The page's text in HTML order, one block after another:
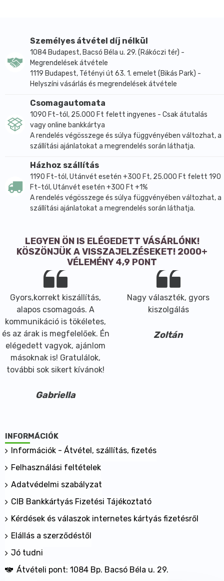
Személyes átvétel díj nélkül
1084 Budapest, Bacsó Béla u. 29. (Rákóczi tér) -
Megrendelések átvétele
1119 Budapest, Tétényi út 63. 1. emelet (Bikás Park) -
Helyszíni vásárlás és megrendelések átvétele
Csomagautomata
1090 Ft-tól, 25.000 Ft felett ingyenes - Csak átutalás
vagy online bankkártya
A rendelés végösszege és súlya függvényében változhat, a
szállítási ajánlatokat a megrendelés során láthatja.
Házhoz szállítás
1190 Ft-tól, Utánvét esetén +300 Ft, 25.000 Ft felett 190
Ft-tól, Utánvét esetén +300 Ft +1%
A rendelés végösszege és súlya függvényében változhat, a
szállítási ajánlatokat a megrendelés során láthatja.
LEGYEN ÖN IS ELÉGEDETT VÁSÁRLÓNK!
KÖSZÖNJÜK A VISSZAJELZÉSEKET! 2000+
VÉLEMÉNY 4,9 PONT
Gyors,korrekt kiszállítás,
alapos csomagoás. A
kommunikáció is tökéletes,
és az árak is megfelelőek. Én
elégedett vagyok, ajánlom
másoknak is! Gratulálok,
további sok sikert kívánok!
Gabriella
Nagy választék, gyors
kiszolgálás
Zoltán
INFORMÁCIÓK
Információk - Átvétel, szállítás, fizetés
Felhasználási feltételek
Adatvédelmi szabályzat
CIB Bankkártyás Fizetési Tájékoztató
Kérdések és válaszok internetes kártyás fizetésről
Elállás a szerződéstől
Jó tudni
Átvételi pont: 1084 Bp. Bacsó Béla u. 29.